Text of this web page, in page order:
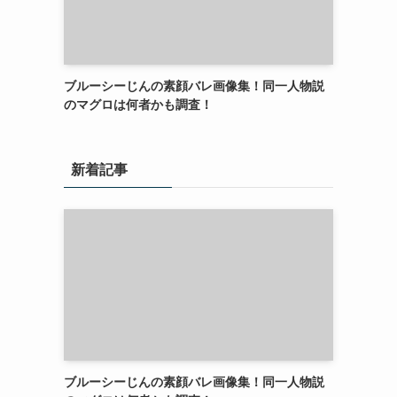
ブルーシーじんの素顔バレ画像集！同一人物説
のマグロは何者かも調査！
新着記事
ブルーシーじんの素顔バレ画像集！同一人物説